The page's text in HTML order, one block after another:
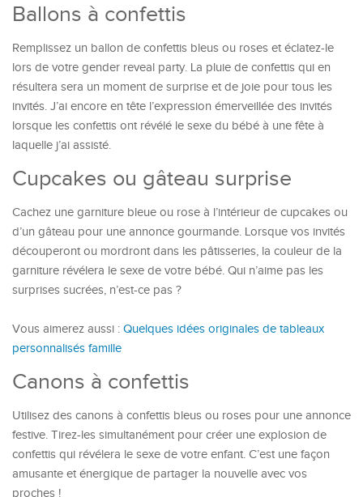
Ballons à confettis
Remplissez un ballon de confettis bleus ou roses et éclatez-le
lors de votre gender reveal party. La pluie de confettis qui en
résultera sera un moment de surprise et de joie pour tous les
invités. J’ai encore en tête l’expression émerveillée des invités
lorsque les confettis ont révélé le sexe du bébé à une fête à
laquelle j’ai assisté.
Cupcakes ou gâteau surprise
Cachez une garniture bleue ou rose à l’intérieur de cupcakes ou
d’un gâteau pour une annonce gourmande. Lorsque vos invités
découperont ou mordront dans les pâtisseries, la couleur de la
garniture révélera le sexe de votre bébé. Qui n’aime pas les
surprises sucrées, n’est-ce pas ?
Vous aimerez aussi : Quelques idées originales de tableaux
personnalisés famille
Canons à confettis
Utilisez des canons à confettis bleus ou roses pour une annonce
festive. Tirez-les simultanément pour créer une explosion de
confettis qui révélera le sexe de votre enfant. C’est une façon
amusante et énergique de partager la nouvelle avec vos
proches !